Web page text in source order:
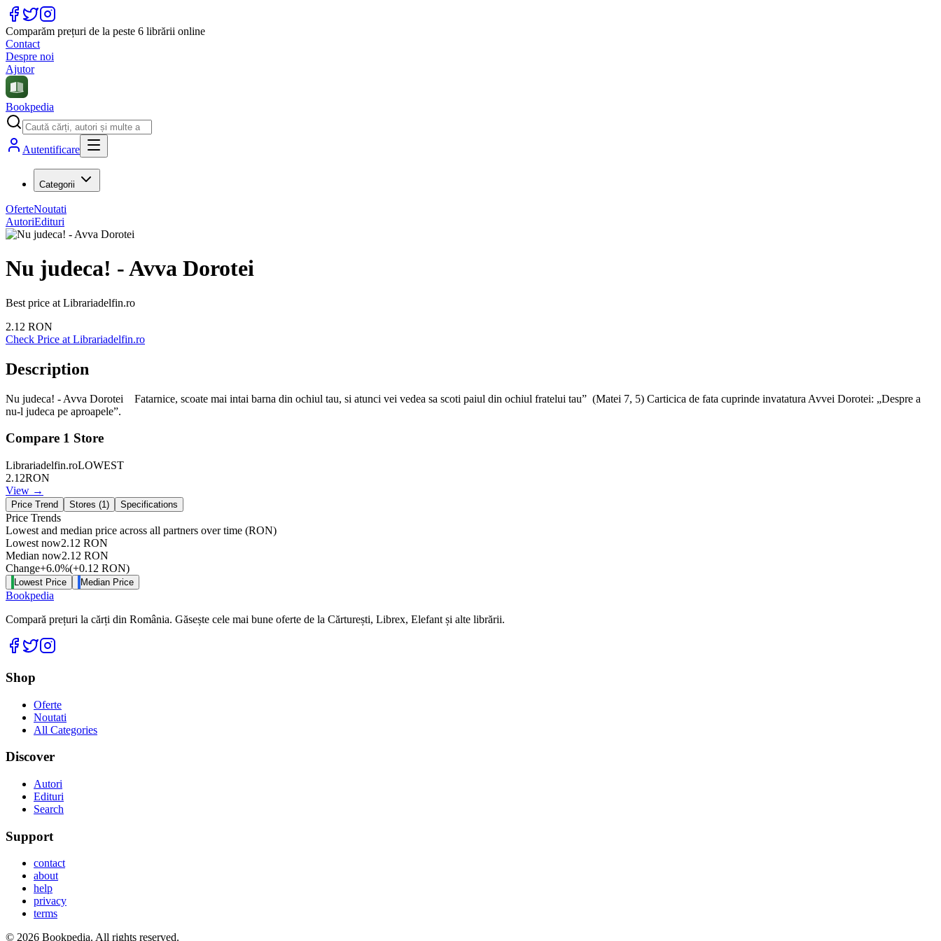
Comparăm prețuri de la peste 6 librării online
Contact
Despre noi
Ajutor
Bookpedia
Autentificare
Categorii
OferteNoutati
AutoriEdituri
Nu judeca! - Avva Dorotei
Best price at Librariadelfin.ro
2.12 RON
Check Price at Librariadelfin.ro
Description
Nu judeca! - Avva Dorotei Fatarnice, scoate mai intai barna din ochiul tau, si atunci vei vedea sa scoti paiul din ochiul fratelui tau” (Matei 7, 5) Carticica de fata cuprinde invatatura Avvei Dorotei: „Despre a
nu-l judeca pe aproapele”.
Compare 1 Store
Librariadelfin.roLOWEST
2.12RON
View →
Price Trend Stores (1) Specifications
Price Trends
Lowest and median price across all partners over time (RON)
Lowest now2.12 RON
Median now2.12 RON
Change+6.0%(+0.12 RON)
Lowest Price Median Price
Bookpedia
Compară prețuri la cărți din România. Găsește cele mai bune oferte de la Cărturești, Librex, Elefant și alte librării.
Facebook
Twitter
Shop
Oferte
Noutati
All Categories
Discover
Autori
Edituri
Search
Support
contact
about
help
privacy
terms
© 2026 Bookpedia. All rights reserved.